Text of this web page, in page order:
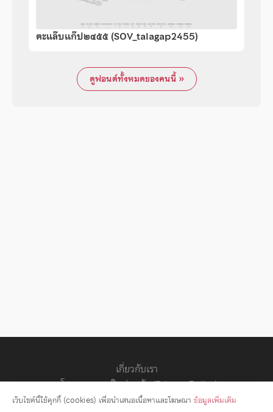
ตะแล๊บแก๊ป๒๔๕๕ (SOV_talagap2455)
ดูฟอนต์ทั้งหมดของคนนี้ »
เกี่ยวกับเรา
นโยบายความเป็นส่วนตัว (Privacy Policy)
สัญญาอนุญาต
เว็บไซต์นี้ใช้คุกกี้ (cookies) เพื่อนำเสนอเนื้อหาและโฆษณา ข้อมูลเพิ่มเติม